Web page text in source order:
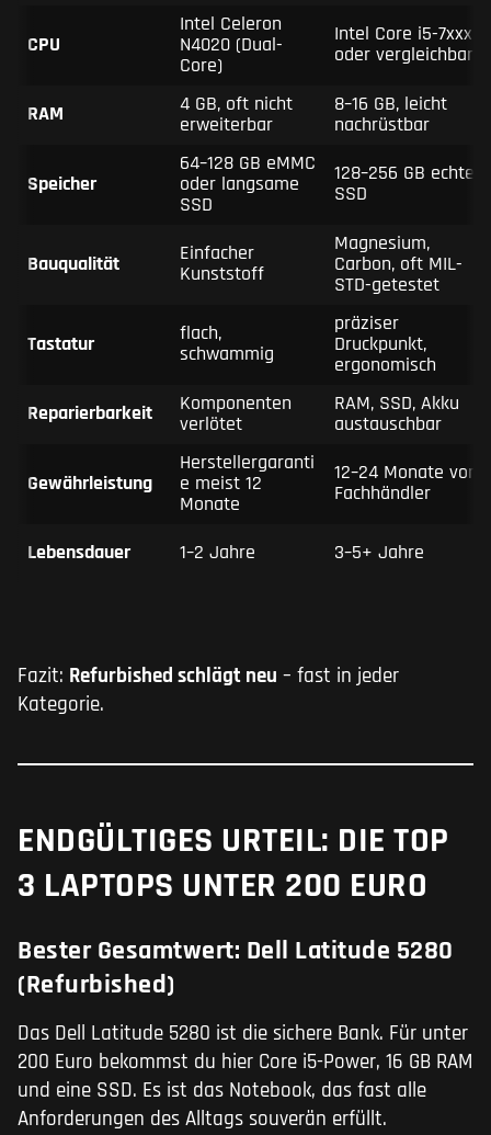
CPU
Intel Celeron
N4020 (Dual-
Core)
Intel Core i5-7xxxU
oder vergleichbar
RAM
4 GB, oft nicht
erweiterbar
8–16 GB, leicht
nachrüstbar
Speicher
64–128 GB eMMC
oder langsame
SSD
128–256 GB echte
SSD
Bauqualität
Einfacher
Kunststoff
Magnesium,
Carbon, oft MIL-
STD-getestet
Tastatur
flach,
schwammig
präziser
Druckpunkt,
ergonomisch
Reparierbarkeit
Komponenten
verlötet
RAM, SSD, Akku
austauschbar
Gewährleistung
Herstellergaranti
e meist 12
Monate
12–24 Monate vom
Fachhändler
Lebensdauer 1–2 Jahre 3–5+ Jahre
Fazit: Refurbished schlägt neu – fast in jeder
Kategorie.
ENDGÜLTIGES URTEIL: DIE TOP
3 LAPTOPS UNTER 200 EURO
Bester Gesamtwert: Dell Latitude 5280
(Refurbished)
Das Dell Latitude 5280 ist die sichere Bank. Für unter
200 Euro bekommst du hier Core i5-Power, 16 GB RAM
und eine SSD. Es ist das Notebook, das fast alle
Anforderungen des Alltags souverän erfüllt.